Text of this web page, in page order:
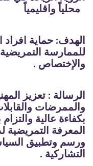
الهدف: حماية
للممارسة
والإختصاص .
الرسالة : تعزيز
والممرضات
بكفاءة عالية
المعرفة
ورسم وتطبيق
التشاركية .